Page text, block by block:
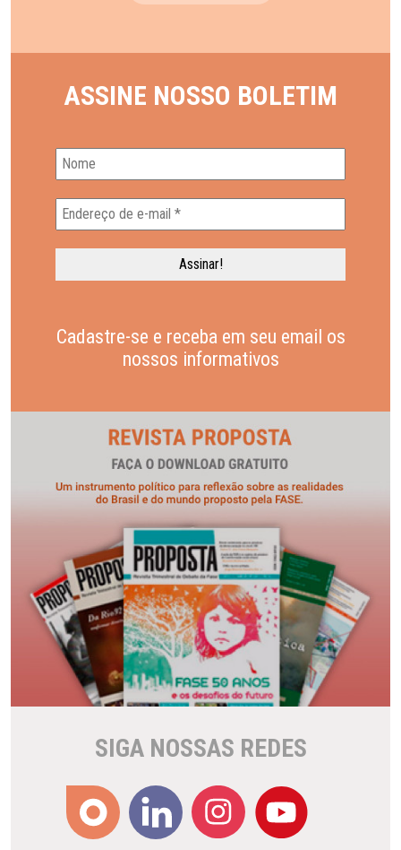
ASSINE NOSSO BOLETIM
Cadastre-se e receba em seu email os
nossos informativos
SIGA NOSSAS REDES